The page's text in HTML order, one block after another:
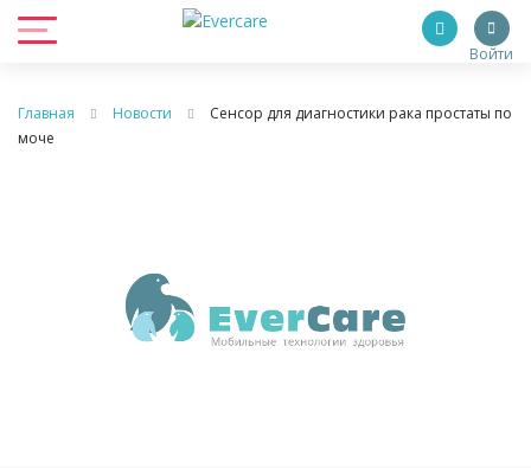
Войти
Главная Новости
Сенсор для диагностики рака простаты по
моче